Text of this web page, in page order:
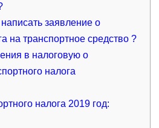
заявление о
на транспортное средство ?
в налоговую о
налога
налога 2019 год: